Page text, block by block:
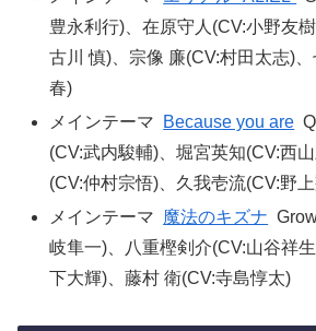
豊永利行)、在原守人(CV:小野友
古川 慎)、宗像 廉(CV:村田太志)
春)
メインテーマ
Because you are
(CV:武内駿輔)、堀宮英知(CV:西
(CV:仲村宗悟)、久我壱流(CV:野
メインテーマ 魔法のキズナ
岐隼一)、八重樫剣介(CV:山谷祥
下大輝)、藤村 衛(CV:寺島惇太)